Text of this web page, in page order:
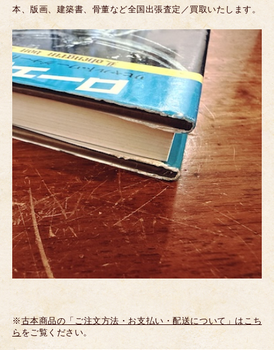
本、版画、建築書、骨董など全国出張査定／買取いたします。
※古本商品の「ご注文方法・お支払い・配送について」はこち
ら をご覧ください。